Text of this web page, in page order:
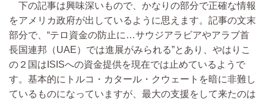
下の記事は興味深いもので、かなりの部分で正確な情報
をアメリカ政府が出しているように思えます。記事の文末
部分で、“テロ資金の防止に…サウジアラビアやアラブ首
長国連邦（UAE）では進展がみられる”とあり、やはりこ
の２国はISISへの資金提供を現在では止めているようで
す。基本的にトルコ・カタール・クウェートを暗に非難し
ているものになっていますが、最大の支援をして来たのは